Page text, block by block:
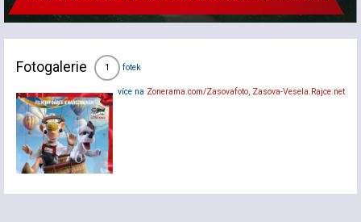
Fotogalerie 1 fotek
více na Zonerama.com/Zasovafoto, Zasova-Vesela.Rajce.net